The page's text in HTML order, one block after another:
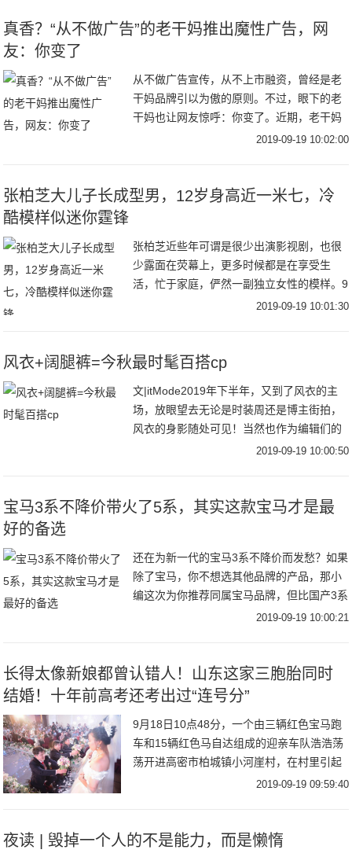
真香？“从不做广告”的老干妈推出魔性广告，网
友：你变了
从不做广告宣传，从不上市融资，曾经是老
干妈品牌引以为傲的原则。不过，眼下的老
干妈也让网友惊呼：你变了。近期，老干妈
凭借一则魔性十足的广告走红网络。不仅如
2019-09-19 10:02:00
张柏芝大儿子长成型男，12岁身高近一米七，冷
酷模样似迷你霆锋
张柏芝近些年可谓是很少出演影视剧，也很
少露面在荧幕上，更多时候都是在享受生
活，忙于家庭，俨然一副独立女性的模样。9
月18日，张柏芝在社交平台分享了自己出海
2019-09-19 10:01:30
风衣+阔腿裤=今秋最时髦百搭cp
文|itMode2019年下半年，又到了风衣的主
场，放眼望去无论是时装周还是博主街拍，
风衣的身影随处可见！当然也作为编辑们的
心头好，风衣当然是每年秋季不能避免的话
2019-09-19 10:00:50
宝马3系不降价带火了5系，其实这款宝马才是最
好的备选
还在为新一代的宝马3系不降价而发愁？如果
除了宝马，你不想选其他品牌的产品，那小
编这次为你推荐同属宝马品牌，但比国产3系
更加彰显运动的车型——宝马3系GT。为什
2019-09-19 10:00:21
长得太像新娘都曾认错人！山东这家三胞胎同时
结婚！十年前高考还考出过“连号分”
9月18日10点48分，一个由三辆红色宝马跑
车和15辆红色马自达组成的迎亲车队浩浩荡
荡开进高密市柏城镇小河崖村，在村里引起
一番沸腾。这是谁家的孩子结婚？竟然搞了
2019-09-19 09:59:40
夜读 | 毁掉一个人的不是能力，而是懒惰